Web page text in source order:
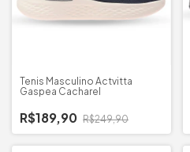
Tenis Masculino Actvitta
Gaspea Cacharel
R$189,90 R$249,90